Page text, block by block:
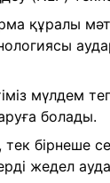
құралы
мүлдем
болады.
бірнеше
жедел